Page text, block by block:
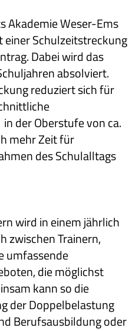
Akademie Weser-Ems
Schulzeitstreckung
Dabei wird das
absolviert.
reduziert sich für
der Oberstufe von ca.
mehr Zeit für
des Schulalltags
wird in einem jährlich
zwischen Trainern,
umfassende
die möglichst
kann so die
der Doppelbelastung
Berufsausbildung oder